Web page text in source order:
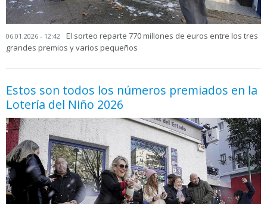
06.01.2026 - 12:42
El sorteo reparte 770 millones de euros entre los tres
grandes premios y varios pequeños
Estos son todos los números premiados en la
Lotería del Niño 2026